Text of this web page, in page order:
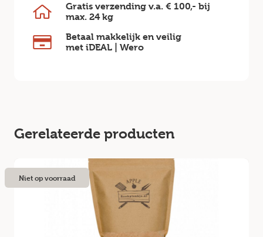
Gratis verzending v.a. € 100,- bij
max. 24 kg
Betaal makkelijk en veilig
met iDEAL | Wero
Gerelateerde producten
Niet op voorraad